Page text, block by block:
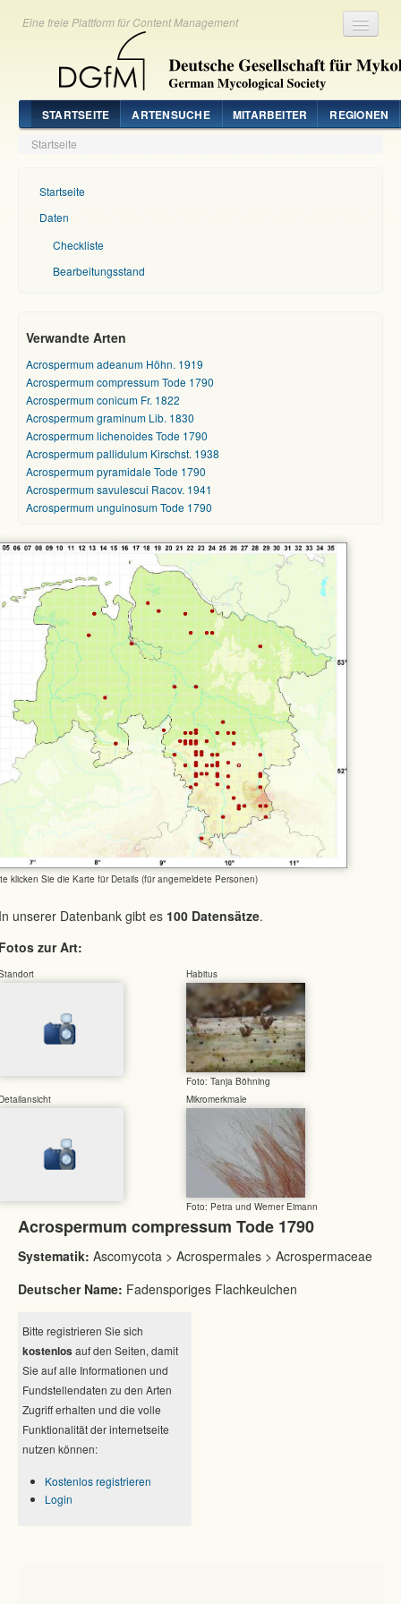
Eine freie Plattform für Content Management
STARTSEITE ARTENSUCHE MITARBEITER REGIONEN
Startseite
Startseite
Daten
Checkliste
Bearbeitungsstand
Verwandte Arten
Acrospermum adeanum Höhn. 1919
Acrospermum compressum Tode 1790
Acrospermum conicum Fr. 1822
Acrospermum graminum Lib. 1830
Acrospermum lichenoides Tode 1790
Acrospermum pallidulum Kirschst. 1938
Acrospermum pyramidale Tode 1790
Acrospermum savulescui Racov. 1941
Acrospermum unguinosum Tode 1790
klicken Sie die Karte für Details (für angemeldete Personen)
unserer Datenbank gibt es 100 Datensätze.
zur Art:
Habitus
Foto: Tanja Böhning
Mikromerkmale
Foto: Petra und Werner Eimann
Acrospermum compressum Tode 1790
Systematik: Ascomycota > Acrospermales > Acrospermaceae
Deutscher Name: Fadensporiges Flachkeulchen
Bitte registrieren Sie sich
kostenlos auf den Seiten, damit
Sie auf alle Informationen und
Fundstellendaten zu den Arten
Zugriff erhalten und die volle
Funktionalität der internetseite
nutzen können:
Kostenlos registrieren
Login